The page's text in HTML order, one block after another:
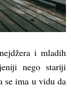
i mladih
nego stariji
se ima u vidu da